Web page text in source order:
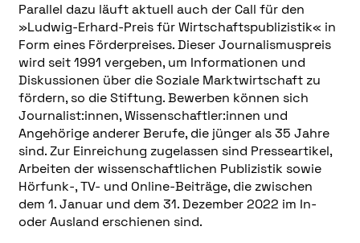
Parallel dazu läuft aktuell auch der Call für den
»Ludwig-Erhard-Preis für Wirtschaftspublizistik« in
Form eines Förderpreises. Dieser Journalismuspreis
wird seit 1991 vergeben, um Informationen und
Diskussionen über die Soziale Marktwirtschaft zu
fördern, so die Stiftung. Bewerben können sich
Journalist:innen, Wissenschaftler:innen und
Angehörige anderer Berufe, die jünger als 35 Jahre
sind. Zur Einreichung zugelassen sind Presseartikel,
Arbeiten der wissenschaftlichen Publizistik sowie
Hörfunk-, TV- und Online-Beiträge, die zwischen
dem 1. Januar und dem 31. Dezember 2022 im In-
oder Ausland erschienen sind.